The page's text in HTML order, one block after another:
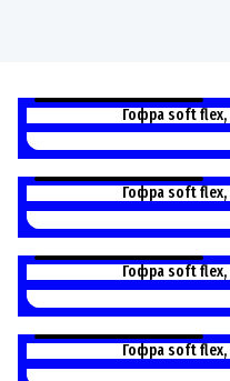
Гофра soft flex,
Гофра soft flex,
Гофра soft flex,
Гофра soft flex,